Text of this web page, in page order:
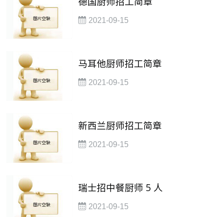
2021-09-15
马耳他厨师招工简章
2021-09-15
新西兰厨师招工简章
2021-09-15
瑞士招中餐厨师 5 人
2021-09-15